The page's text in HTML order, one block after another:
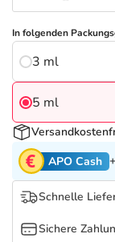
Tierapotheke
Vitamine &
Marken
Salus Deals
In folgenden
3 ml
5 ml
APO Cash
Schnelle
Sichere